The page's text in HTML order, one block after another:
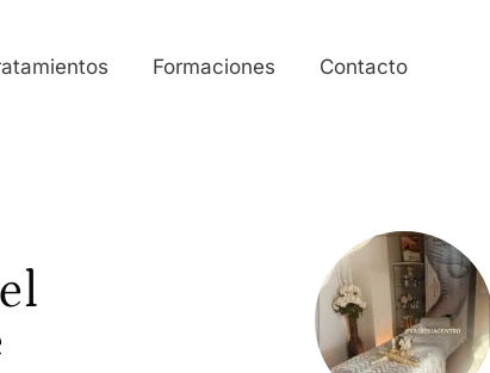
Formaciones Contacto